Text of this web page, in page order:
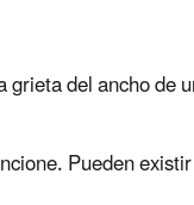
del ancho de
Pueden